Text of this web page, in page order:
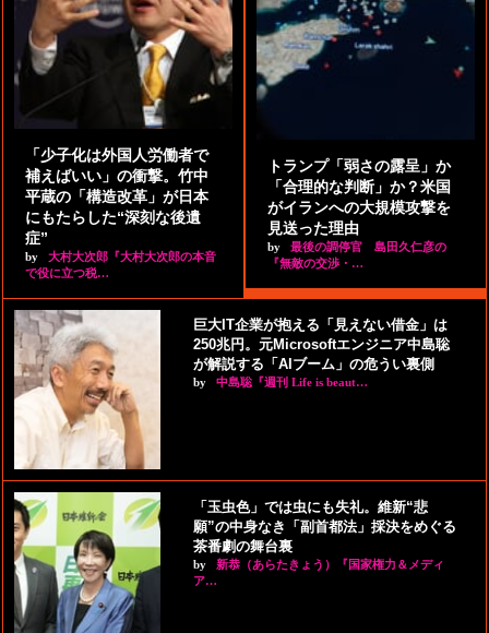
「少子化は外国人労働者で
補えばいい」の衝撃。竹中
平蔵の「構造改革」が日本
にもたらした“深刻な後遺
症”
by
大村大次郎『大村大次郎の本音
で役に立つ税…
トランプ「弱さの露呈」か
「合理的な判断」か？米国
がイランへの大規模攻撃を
見送った理由
by
最後の調停官 島田久仁彦の
『無敵の交渉・…
巨大IT企業が抱える「見えない借金」は
250兆円。元Microsoftエンジニア中島聡
が解説する「AIブーム」の危うい裏側
by 中島聡『週刊 Life is beaut…
「玉虫色」では虫にも失礼。維新“悲
願”の中身なき「副首都法」採決をめぐる
茶番劇の舞台裏
by
新恭（あらたきょう）『国家権力＆メディ
ア…